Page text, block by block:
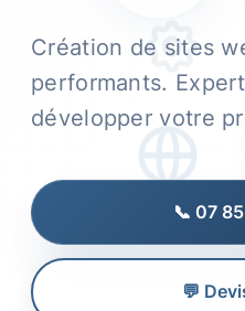
Création de sites
performants.
développer votre
📞 07
💬